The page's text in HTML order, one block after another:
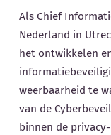
Als Chief
Nederland in
het ontwikkelen
weerbaarheid te
van de
binnen de